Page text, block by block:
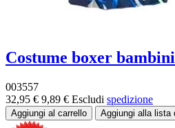
Costume boxer bambini
003557
32,95 € 9,89 € Escludi spedizione